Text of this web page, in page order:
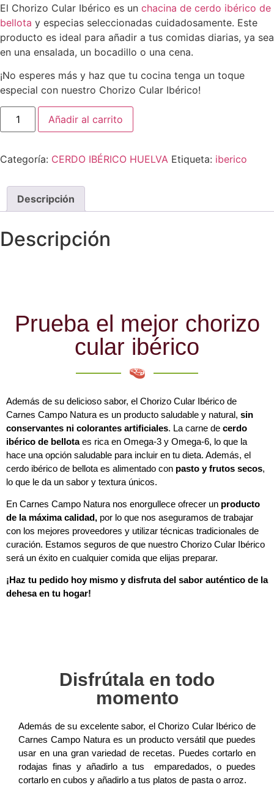
El Chorizo Cular Ibérico es un chacina de cerdo ibérico de
bellota y especias seleccionadas cuidadosamente. Este
producto es ideal para añadir a tus comidas diarias, ya sea
en una ensalada, un bocadillo o una cena.
¡No esperes más y haz que tu cocina tenga un toque
especial con nuestro Chorizo Cular Ibérico!
Añadir al carrito
Categoría: CERDO IBÉRICO HUELVA Etiqueta: iberico
Descripción
Descripción
Prueba el mejor chorizo
cular ibérico
Además de su delicioso sabor, el Chorizo Cular Ibérico de
Carnes Campo Natura es un producto saludable y natural, sin
conservantes ni colorantes artificiales. La carne de cerdo
ibérico de bellotaes rica en Omega-3 y Omega-6, lo que la
hace una opción saludable para incluir en tu dieta. Además, el
cerdo ibérico de bellota es alimentado con pasto y frutos secos,
lo que le da un sabor y textura únicos.
En Carnes Campo Natura nos enorgullece ofrecer un producto
de la máxima calidad, por lo que nos aseguramos de trabajar
con los mejores proveedores y utilizar técnicas tradicionales de
curación. Estamos seguros de que nuestro Chorizo Cular Ibérico
será un éxito en cualquier comida que elijas preparar.
¡Haz tu pedido hoy mismo y disfruta del sabor auténtico de la
dehesa en tu hogar!
Disfrútala en todo
momento
Además de su excelente sabor, el Chorizo Cular Ibérico de
Carnes Campo Natura es un producto versátil que puedes
usar en una gran variedad de recetas. Puedes cortarlo en
rodajas finas y añadirlo a tus emparedados, o puedes
cortarlo en cubos y añadirlo a tus platos de pasta o arroz.